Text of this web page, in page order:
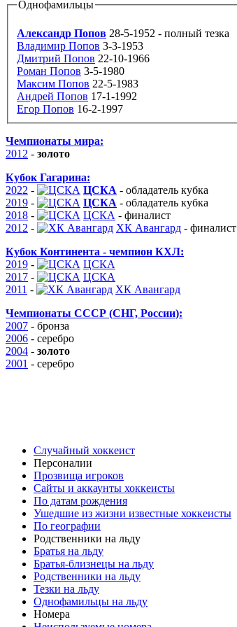
Однофамильцы
Александр Попов 28-5-1952 - полный тезка
Владимир Попов 3-3-1953
Дмитрий Попов 22-10-1966
Роман Попов 3-5-1980
Максим Попов 22-5-1983
Андрей Попов 17-1-1992
Егор Попов 16-2-1997
Чемпионаты мира:
2012 - золото
Кубок Гагарина:
2022 - ЦСКА - обладатель кубка
2019 - ЦСКА - обладатель кубка
2018 - ЦСКА - финалист
2012 - ХК Авангард - финалист
Кубок Континента - чемпион КХЛ:
2019 -
ЦСКА
2017 -
ЦСКА
2011 -
ХК Авангард
Чемпионаты СССР (СНГ, России):
2007 - бронза
2006 - серебро
2004 - золото
2001 - серебро
Случайный хоккеист
Персоналии
Прозвища игроков
Сайты и аккаунты хоккеисты
По датам рождения
Ушедшие из жизни известные хоккеисты
По географии
Родственники на льду
Братья на льду
Братья-близнецы на льду
Родственники на льду
Тезки на льду
Однофамильцы на льду
Номера